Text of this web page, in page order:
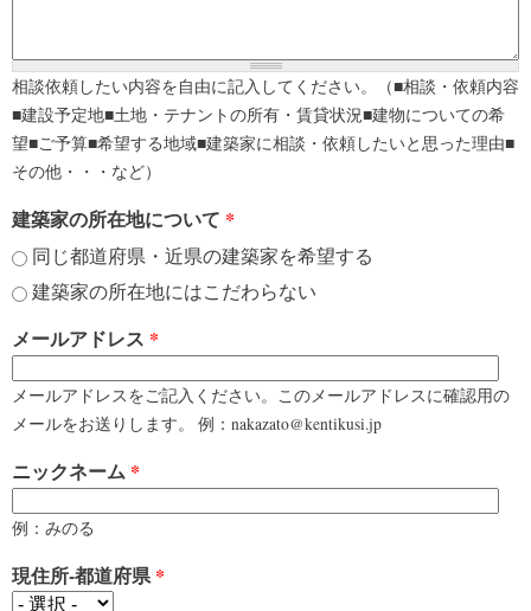
相談依頼したい内容を自由に記入してください。（■相談・依頼内容
■建設予定地■土地・テナントの所有・賃貸状況■建物についての希
望■ご予算■希望する地域■建築家に相談・依頼したいと思った理由■
その他・・・など）
建築家の所在地について *
同じ都道府県・近県の建築家を希望する
建築家の所在地にはこだわらない
メールアドレス *
メールアドレスをご記入ください。このメールアドレスに確認用の
メールをお送りします。 例：nakazato@kentikusi.jp
ニックネーム *
例：みのる
現住所-都道府県*